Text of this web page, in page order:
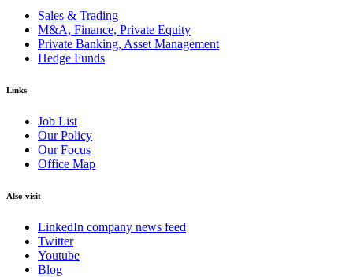
Sales & Trading
M&A, Finance, Private Equity
Private Banking, Asset Management
Hedge Funds
Links
Job List
Our Policy
Our Focus
Office Map
Also visit
LinkedIn company news feed
Twitter
Youtube
Blog